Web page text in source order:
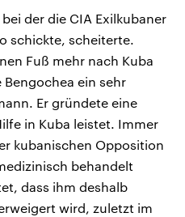
der die CIA Exilkubaner
schickte, scheiterte.
Fuß mehr nach Kuba
ein sehr
Er gründete eine
in Kuba leistet. Immer
kubanischen Opposition
behandelt
dass ihm deshalb
wird, zuletzt im